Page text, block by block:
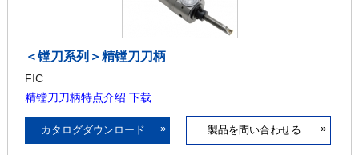
＜镗刀系列＞精镗刀刀柄
FIC
精镗刀刀柄特点介绍 下载
カタログダウンロード » 製品を問い合わせる »